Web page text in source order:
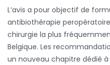
L’avis a pour objectif de
antibiothérapie
chirurgie la plus
Belgique. Les
un nouveau chapitre dédié